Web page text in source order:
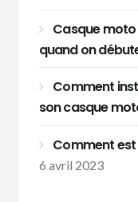
Casque moto
quand on
Comment
son casque
Comment
6 avril 2023